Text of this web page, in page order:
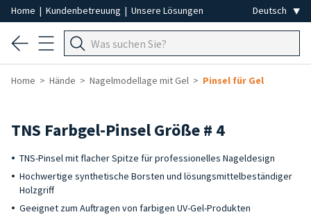
Home | Kundenbetreuung | Unsere Lösungen
Home Hände Nagelmodellage mit Gel Pinsel für Gel
TNS Farbgel-Pinsel Größe # 4
TNS-Pinsel mit flacher Spitze für professionelles Nageldesign
Hochwertige synthetische Borsten und lösungsmittelbeständiger
Holzgriff
Geeignet zum Auftragen von farbigen UV-Gel-Produkten